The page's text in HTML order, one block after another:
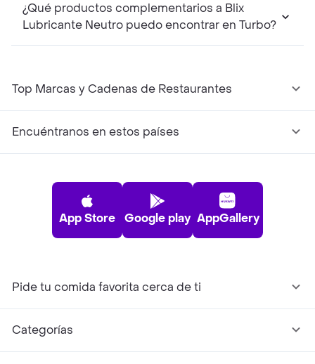
¿Qué productos complementarios a Blix
Lubricante Neutro puedo encontrar en Turbo?
Top Marcas y Cadenas de Restaurantes
Encuéntranos en estos países
App Store Google play AppGallery
Pide tu comida favorita cerca de ti
Categorías